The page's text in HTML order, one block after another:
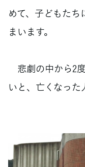
めて、子どもたち
まいます。
悲劇の中から2
いと、亡くなった